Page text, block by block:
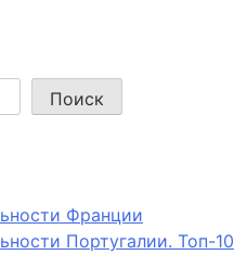
Поиск
Франции
Португалии. Топ-10